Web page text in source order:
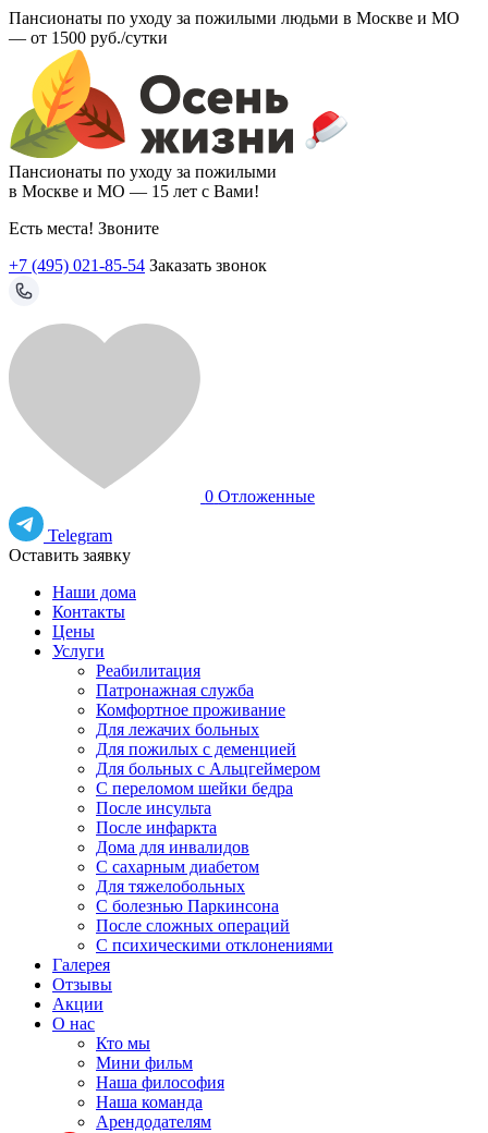
Пансионаты по уходу за пожилыми людьми в Москве и МО
— от 1500 руб./сутки
Пансионаты по уходу за пожилыми
в Москве и МО — 15 лет с Вами!
Есть места! Звоните
+7 (495) 021-85-54 Заказать звонок
0 Отложенные
Telegram
Оставить заявку
Наши дома
Контакты
Цены
Услуги
Реабилитация
Патронажная служба
Комфортное проживание
Для лежачих больных
Для пожилых с деменцией
Для больных с Альцгеймером
С переломом шейки бедра
После инсульта
После инфаркта
Дома для инвалидов
С сахарным диабетом
Для тяжелобольных
С болезнью Паркинсона
После сложных операций
С психическими отклонениями
Галерея
Отзывы
Акции
О нас
Кто мы
Мини фильм
Наша философия
Наша команда
Арендодателям